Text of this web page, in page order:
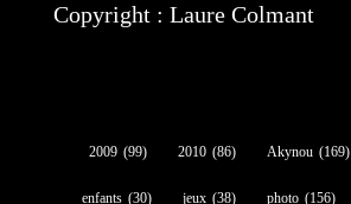
Copyright : Laure Colmant
2009 (99) 2010 (86) Akynou (169)
enfants (30) jeux (38) photo (156)